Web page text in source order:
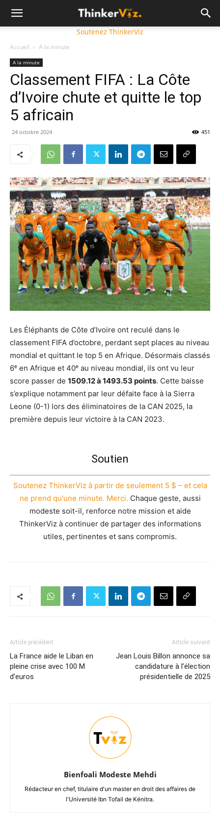
Soutenez ThinkerViz
Accueil A la minute
A la minute
Classement FIFA : La Côte
d’Ivoire chute et quitte le top
5 africain
24 octobre 2024 451
Les Éléphants de Côte d’Ivoire ont reculé dans le
classement FIFA d’octobre, perdant sept places au niveau
mondial et quittant le top 5 en Afrique. Désormais classés
6ᵉ en Afrique et 40ᵉ au niveau mondial, ils ont vu leur
score passer de 1509.12 à 1493.53 points. Cette baisse
s’explique notamment par leur défaite face à la Sierra
Leone (0-1) lors des éliminatoires de la CAN 2025, la
première depuis leur victoire à la CAN 2023.
Soutien
Soutenez ThinkerViz à partir de seulement 5 $ – et cela
ne prend qu'une minute. Merci. Chaque geste, aussi
modeste soit-il, renforce notre mission et aide
ThinkerViz à continuer de partager des informations
utiles, pertinentes et sans compromis.
Article précédent
La France aide le Liban en
pleine crise avec 100 M
d’euros
Article suivant
Jean Louis Billon annonce sa
candidature à l’élection
présidentielle de 2025
Bienfoali Modeste Mehdi
Rédacteur en chef, titulaire d'un master en droit des affaires de
l'Université Ibn Tofail de Kénitra.